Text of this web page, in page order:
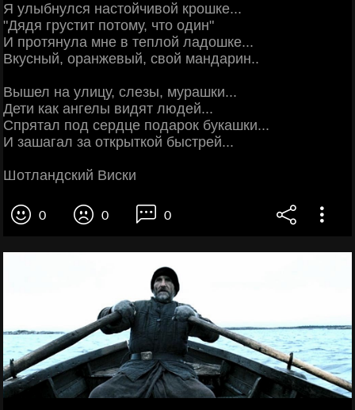
Я улыбнулся настойчивой крошке...
"Дядя грустит потому, что один"
И протянула мне в теплой ладошке...
Вкусный, оранжевый, свой мандарин..
Вышел на улицу, слезы, мурашки...
Дети как ангелы видят людей...
Спрятал под сердце подарок букашки...
И зашагал за открыткой быстрей...
Шотландский Виски
0 0 0